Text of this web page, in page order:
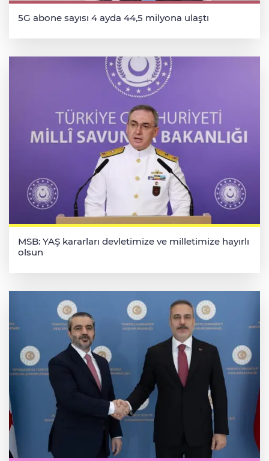
5G abone sayısı 4 ayda 44,5 milyona ulaştı
MSB: YAŞ kararları devletimize ve milletimize hayırlı
olsun